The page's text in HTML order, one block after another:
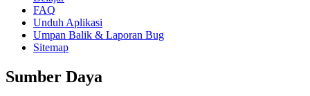
FAQ
Unduh Aplikasi
Umpan Balik & Laporan Bug
Sitemap
Sumber Daya